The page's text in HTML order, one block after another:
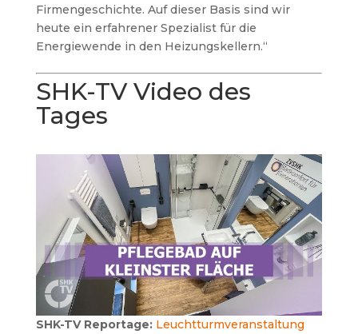
Firmengeschichte. Auf dieser Basis sind wir
heute ein erfahrener Spezialist für die
Energiewende in den Heizungskellern.“
SHK-TV Video des
Tages
SHK-TV Reportage: Leuchtturmveranstaltung